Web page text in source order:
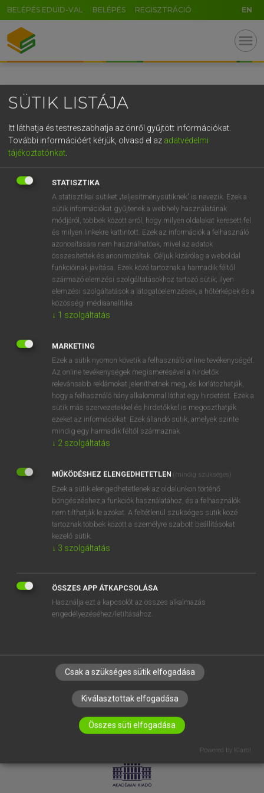
BELÉPÉS EDUID-VAL BELÉPÉS REGISZTRÁCIÓ EN
menu
OOOOPS!
SZOTAR.NET APPLIKÁCIÓ
MICROSOFT OFFICE BŐVÍTMÉNY
BEÉPÜLŐ SZÓTÁRMODUL
ONLINE NYELVVIZSGA
EGYÉNI FELHASZNÁLÓKNAK
TANULÓKNAK
OKTATÁSI INTÉZMÉNYEKNEK
VÁLLALATI MEGOLDÁSOK
RÓLUNK
ELÉRHETŐSÉG
SÜTI BEÁLLÍTÁSOK
LICENCSZERZŐDÉS ADATVÉDELEM
SÜTIK LISTÁJA
Itt láthatja és testreszabhatja az önről gyűjtött információkat.
További információért kérjük, olvasd el az adatvédelmi
tájékoztatónkat
STATISZTIKA
A statisztikai sütiket „teljesítménysütiknek” is nevezik. Ezek a
sütik információkat gyűjtenek a webhely használatának
módjáról, többek között arról, hogy milyen oldalakat keresett fel
és milyen linkekre kattintott. Ezek az információk a felhasználó
azonosítására nem használhatóak, mivel az adatok
összesítettek és anonimizáltak. Céljuk kizárólag a weboldal
funkcióinak javítása. Ezek közé tartoznak a harmadik féltől
származó elemzési szolgáltatásokhoz tartozó sütik; ilyen
elemzési szolgáltatások a látogatóelemzések, a hőtérképek és a
közösségi médiaanalitika.
↓ 1 szolgáltatás
MARKETING
Ezek a sütik nyomon követik a felhasználó online tevékenységét.
Az online tevékenységek megismerésével a hirdetők
relevánsabb reklámokat jeleníthetnek meg, és korlátozhatják,
hogy a felhasználó hány alkalommal láthat egy hirdetést. Ezek a
sütik más szervezetekkel és hirdetőkkel is megoszthatják
ezeket az információkat. Ezek állandó sütik, amelyek szinte
mindig egy harmadik féltől származnak.
↓ 2 szolgáltatás
MŰKÖDÉSHEZ ELENGEDHETETLEN (mindig szükséges)
Ezek a sütik elengedhetetlenek az oldalunkon történő
böngészéshez,a funkciók használatához, és a felhasználók
nem tilthatják le azokat. A feltétlenül szükséges sütik közé
tartoznak többek között a személyre szabott beállításokat
kezelő sütik.
↓ 3 szolgáltatás
ÖSSZES APP ÁTKAPCSOLÁSA
Használja ezt a kapcsolót az összes alkalmazás
engedélyezéséhez/letiltásához.
Csak a szükséges sütik elfogadása
Kiválasztottak elfogadása
Összes süti elfogadása
Powered by Klaro!
GR
5
g h k l
v b n m , . - AltGr